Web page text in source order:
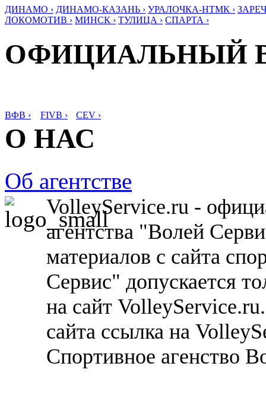
ДИНАМО › ДИНАМО-КАЗАНЬ › УРАЛОЧКА-НТМК ›
ЛОКОМОТИВ › МИНСК › ТУЛИЦА › СПАРТА ›
ОФИЦИАЛЬНЫЙ
ВФВ › FIVB › CEV ›
О НАС
Об агентстве
VolleyService.ru -
агентства "Волей
материалов с сайта
Сервис" допускается
на сайт
сайта ссылка на
Спортивное агенство